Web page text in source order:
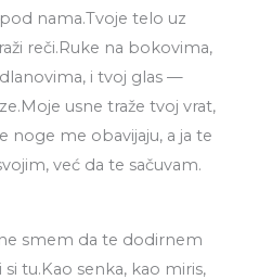
nama.Tvoje telo uz
reči.Ruke na bokovima,
i tvoj glas —
usne traže tvoj vrat,
noge me obavijaju, a ja te
već da te sačuvam.
smem da te dodirnem
tu.Kao senka, kao miris,